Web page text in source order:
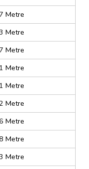
Metre
Metre
Metre
Metre
Metre
Metre
Metre
Metre
Metre